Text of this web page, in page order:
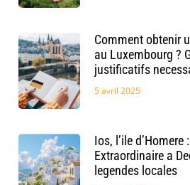
Comment obtenir
au Luxembourg ?
justificatifs
5 avril 2025
Ios, l’ile
Extraordinaire a
legendes locales